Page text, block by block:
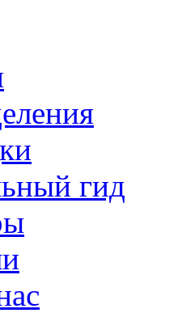
гид